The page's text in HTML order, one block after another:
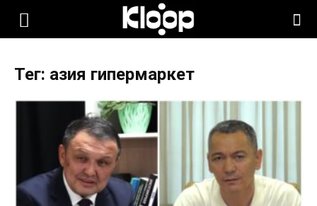
KLOOP.KG
Кыргызстана
Тег: азия гипермаркет